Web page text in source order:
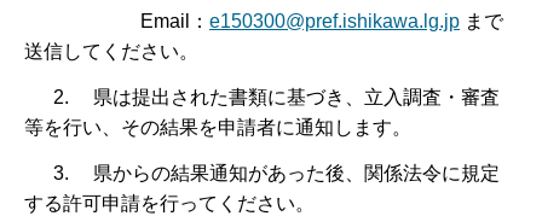
Email： e150300@pref.ishikawa.lg.jp まで
送信してください。
2. 県は提出された書類に基づき、立入調査・審査
等を行い、その結果を申請者に通知します。
3. 県からの結果通知があった後、関係法令に規定
する許可申請を行ってください。